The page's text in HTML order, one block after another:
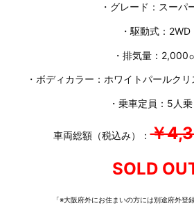
・グレード：スーパ
・駆動式：2WD
・排気量：2,000
・ボディカラー：ホワイトパールク
・乗車定員：5人乗
車両総額（税込み）：￥
SOLD
「※大阪府外にお住まいの方には別途府外登